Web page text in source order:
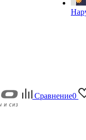
Сравнение0